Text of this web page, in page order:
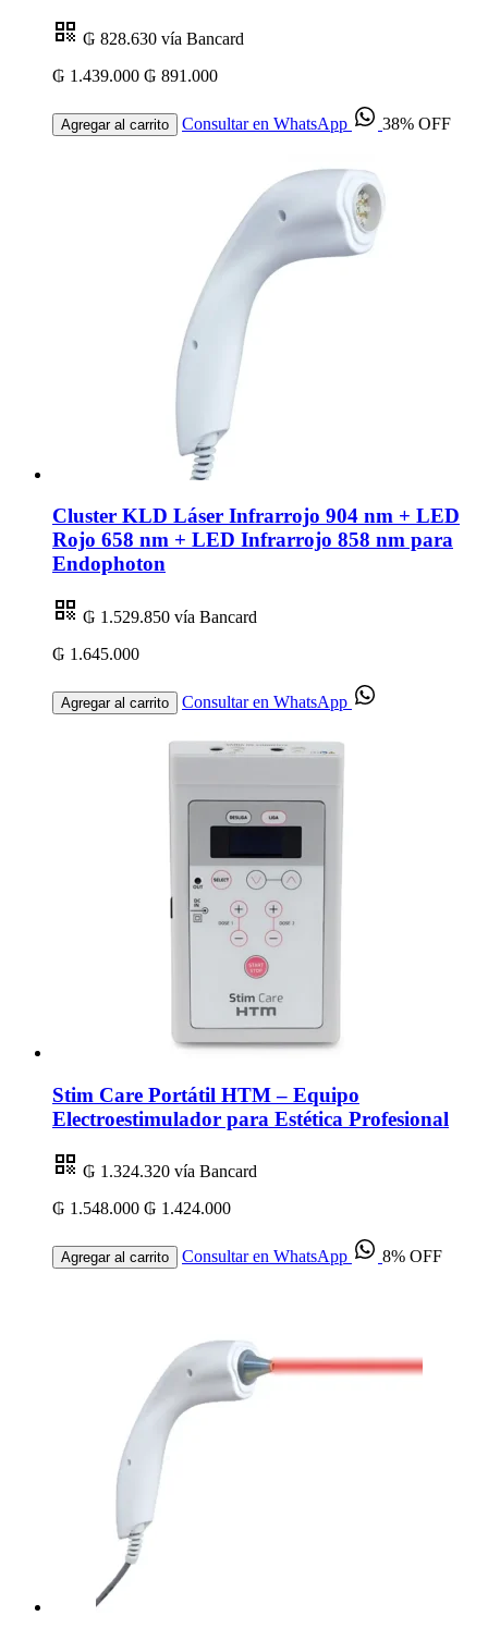
₲ 828.630 vía Bancard
₲ 1.439.000 ₲ 891.000
Agregar al carrito Consultar en WhatsApp 38% OFF
Cluster KLD Láser Infrarrojo 904 nm + LED
Rojo 658 nm + LED Infrarrojo 858 nm para
Endophoton
₲ 1.529.850 vía Bancard
₲ 1.645.000
Agregar al carrito Consultar en WhatsApp
Stim Care Portátil HTM – Equipo
Electroestimulador para Estética Profesional
₲ 1.324.320 vía Bancard
₲ 1.548.000 ₲ 1.424.000
Agregar al carrito Consultar en WhatsApp 8% OFF